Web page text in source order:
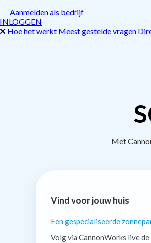
Aanmelden als bedrijf
INLOGGEN
Hoe het werkt Meest gestelde vragen
Met
Vind voor jouw huis
Een gespecialiseerde
Volg via CannonWorks live